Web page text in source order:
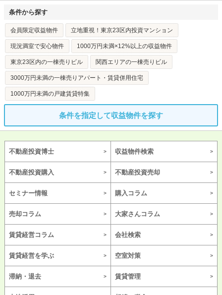
条件から探す
会員限定収益物件 立地重視！東京23区内投資マンション
現況満室で安心物件 1000万円未満×12%以上の収益物件
東京23区内の一棟売りビル 関西エリアの一棟売りビル
3000万円未満の一棟売りアパート・賃貸併用住宅
1000万円未満の戸建賃貸特集
条件を指定して収益物件を探す
不動産投資博士 収益物件検索
不動産投資購入 不動産投資売却
セミナー情報 購入コラム
売却コラム 大家さんコラム
賃貸経営コラム 会社検索
賃貸経営を学ぶ 空室対策
滞納・退去 賃貸管理